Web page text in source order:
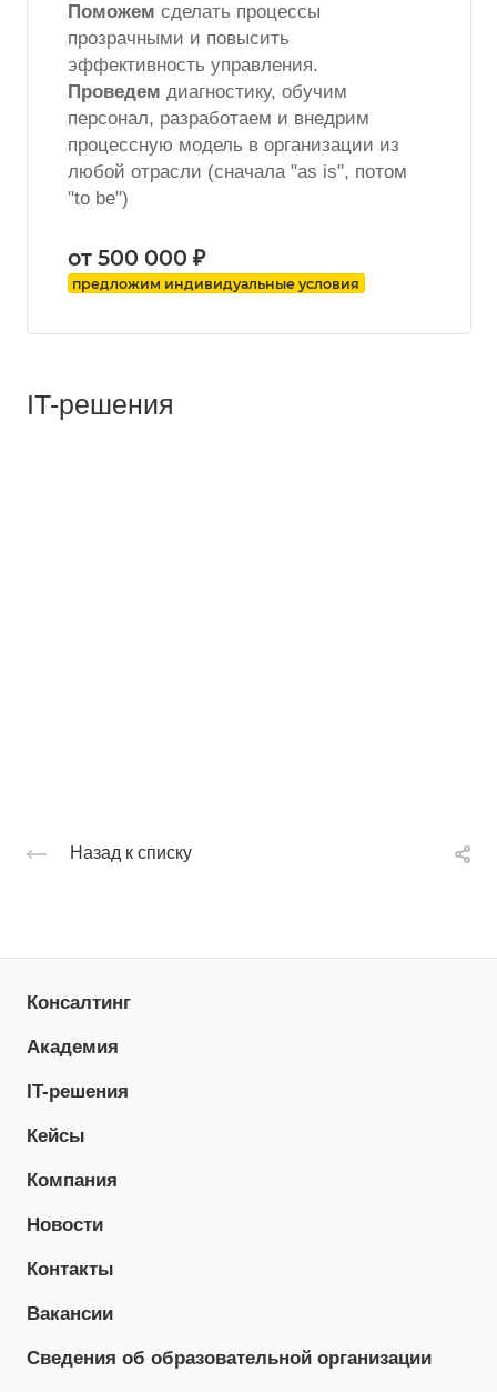
Поможем сделать процессы
прозрачными и повысить
эффективность управления.
Проведем диагностику, обучим
персонал, разработаем и внедрим
процессную модель в организации из
любой отрасли (сначала "as is", потом
"to be")
от 500 000 ₽
предложим индивидуальные условия
IT-решения
Назад к списку
Консалтинг
Академия
IT-решения
Кейсы
Компания
Новости
Контакты
Вакансии
Сведения об образовательной организации